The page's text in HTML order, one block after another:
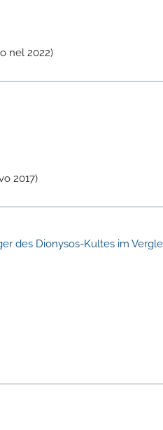
nel 2022)
2017)
des Dionysos-Kultes im